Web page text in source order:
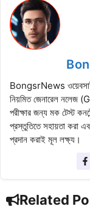
BongsrNews
নিয়মিত জেনারেল নলেজ
পরীক্ষার জন্য মক টেস্ট
প্রস্তুতিতে সহায়তা করা
প্রদান করাই মূল লক্ষ্য।
Related